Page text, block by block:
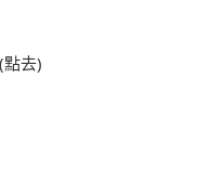
去)